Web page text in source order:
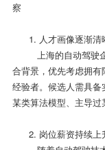
察
1. 人才画像逐渐清
上海的自动驾驶
合背景，优先考虑拥
经验者。候选人需具
某类算法模型、主导过
2. 岗位薪资持续上